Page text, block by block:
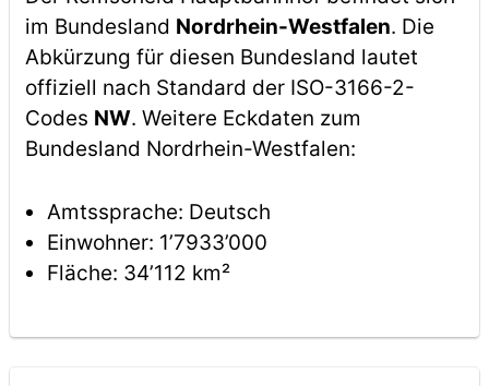
im Bundesland Nordrhein-Westfalen. Die
Abkürzung für diesen Bundesland lautet
offiziell nach Standard der ISO-3166-2-
Codes NW. Weitere Eckdaten zum
Bundesland Nordrhein-Westfalen:
Amtssprache: Deutsch
Einwohner: 1’7933’000
Fläche: 34’112 km²